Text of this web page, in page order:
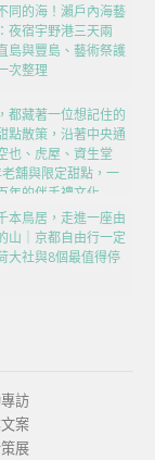
同的海！瀨戶內海藝
夜宿宇野港三天兩
島與豐島、藝術祭護
次整理
都藏著一位想記住的
點散策，沿著中央通
也、虎屋、資生堂
舖與限定甜點，一
年的伴手禮文化
本鳥居，走進一座由
山｜京都自由行一定
大社與8個最值得停
訪
案
展